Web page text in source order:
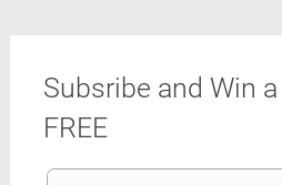
Subsribe and Win
FREE